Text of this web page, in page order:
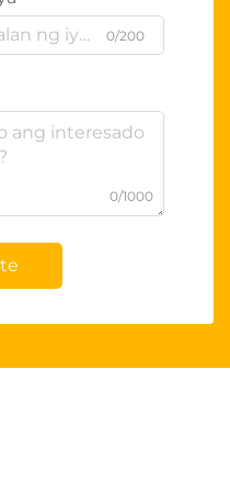
0/200
0/1000